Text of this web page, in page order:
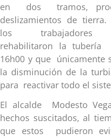
en dos tramos,
deslizamientos de
los trabajadores
rehabilitaron la tubería
16h00 y que únicamente
la disminución de la
para reactivar todo el
El alcalde Modesto
hechos suscitados, al
que estos pudieron